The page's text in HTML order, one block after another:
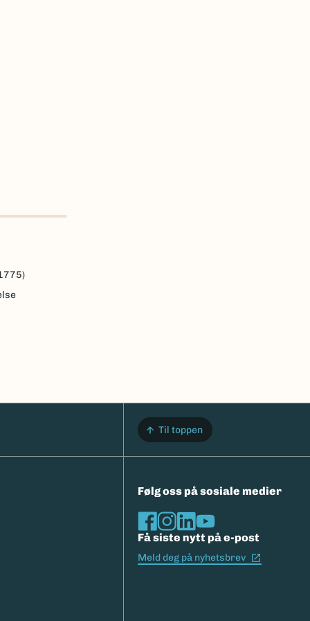
Til toppen
Følg oss på sosiale medier
Få siste nytt på e-post
Meld deg på nyhetsbrev